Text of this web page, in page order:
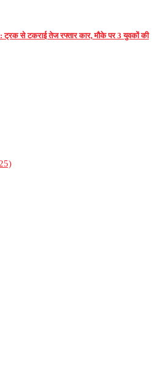
से टकराई तेज रफ्तार कार, मौके पर 3 युवकों की